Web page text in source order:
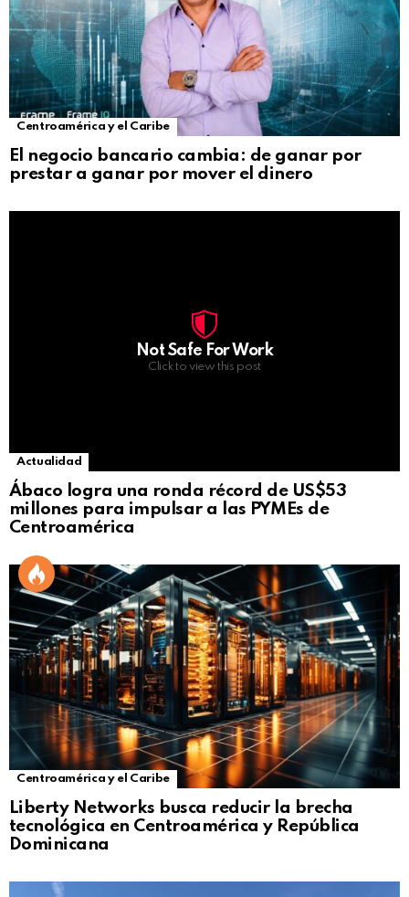
Centroamérica y el Caribe
El negocio bancario cambia: de ganar por
prestar a ganar por mover el dinero
Not Safe For Work
Click to view this post
Actualidad
Ábaco logra una ronda récord de US$53
millones para impulsar a las PYMEs de
Centroamérica
Centroamérica y el Caribe
Liberty Networks busca reducir la brecha
tecnológica en Centroamérica y República
Dominicana